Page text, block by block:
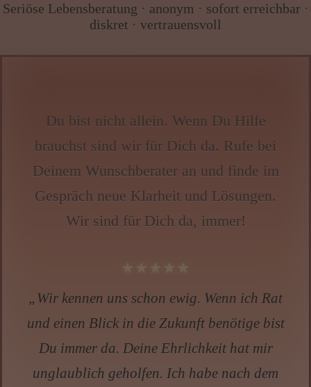
Menü: Beraterübersicht Kategorien
Wissen von A - Z
Seriöse Lebensberatung · anonym · sofort erreichbar ·
diskret · vertrauensvoll
Du bist nicht allein. Wenn Du Hilfe
brauchst sind wir für Dich da. Rufe bei
Deinem Wunschberater an und finde im
Gespräch neue Klarheit und Lösungen.
Wir sind für Dich da, immer!
„Wir kennen uns schon ewig. Wenn ich Rat
und einen Blick in die Zukunft benötige bist
Du immer da. Deine Ehrlichkeit hat mir
unglaublich geholfen. Ich habe nach dem